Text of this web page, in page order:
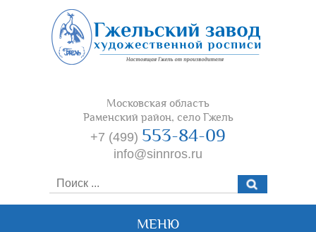
Московская область
Раменский район, село Гжель
+7 (499) 553-84-09
info@sinnros.ru
МЕНЮ